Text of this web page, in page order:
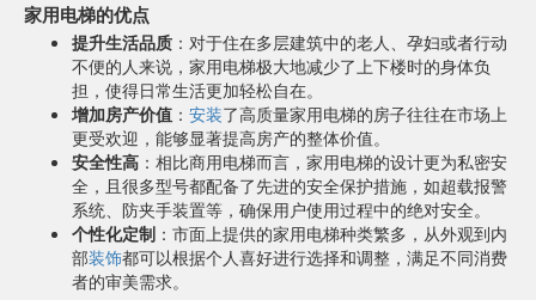
家用电梯的优点
提升生活品质 ：对于住在多层建筑中的老人、孕妇或者行动
不便的人来说，家用电梯极大地减少了上下楼时的身体负
担，使得日常生活更加轻松自在。
增加房产价值 ： 安装了高质量家用电梯的房子往往在市场上
更受欢迎，能够显著提高房产的整体价值。
安全性高 ：相比商用电梯而言，家用电梯的设计更为私密安
全，且很多型号都配备了先进的安全保护措施，如超载报警
系统、防夹手装置等，确保用户使用过程中的绝对安全。
个性化定制 ：市面上提供的家用电梯种类繁多，从外观到内
部装饰都可以根据个人喜好进行选择和调整，满足不同消费
者的审美需求。